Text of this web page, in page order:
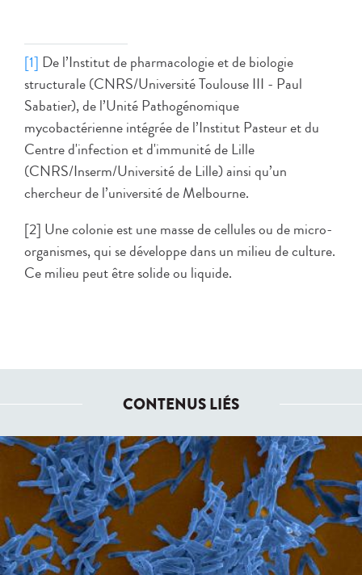
[1] De l’Institut de pharmacologie et de biologie
structurale (CNRS/Université Toulouse III - Paul
Sabatier), de l’Unité Pathogénomique
mycobactérienne intégrée de l’Institut Pasteur et du
Centre d'infection et d'immunité de Lille
(CNRS/Inserm/Université de Lille) ainsi qu’un
chercheur de l’université de Melbourne.
[2] Une colonie est une masse de cellules ou de micro-
organismes, qui se développe dans un milieu de culture.
Ce milieu peut être solide ou liquide.
CONTENUS LIÉS